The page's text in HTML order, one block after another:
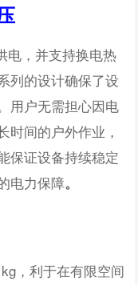
电，并支持换电热
列的设计确保了设
用户无需担心因电
时间的户外作业，
保证设备持续稳定
电力保障。
，利于在有限空间